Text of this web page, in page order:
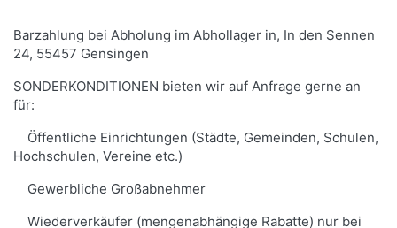
Barzahlung bei Abholung im Abhollager in, In den Sennen
24, 55457 Gensingen
SONDERKONDITIONEN bieten wir auf Anfrage gerne an
für:
Öffentliche Einrichtungen (Städte, Gemeinden, Schulen,
Hochschulen, Vereine etc.)
Gewerbliche Großabnehmer
Wiederverkäufer (mengenabhängige Rabatte) nur bei